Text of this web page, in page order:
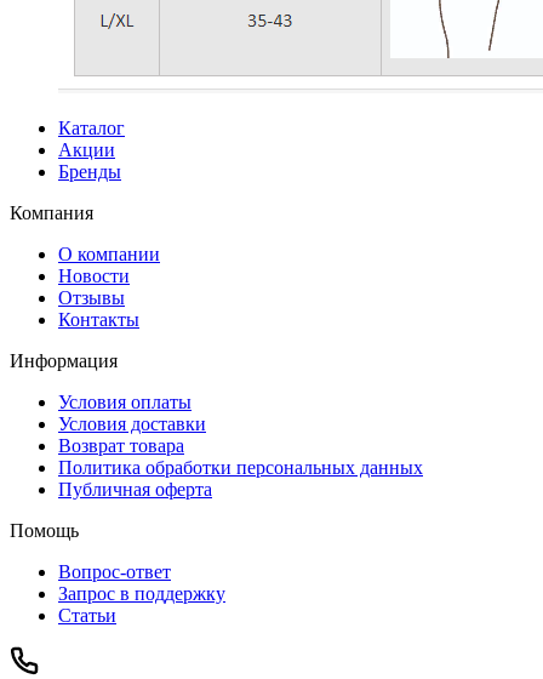
Каталог
Акции
Бренды
Компания
О компании
Новости
Отзывы
Контакты
Информация
Условия оплаты
Условия доставки
Возврат товара
Политика обработки персональных данных
Публичная оферта
Помощь
Вопрос-ответ
Запрос в поддержку
Статьи